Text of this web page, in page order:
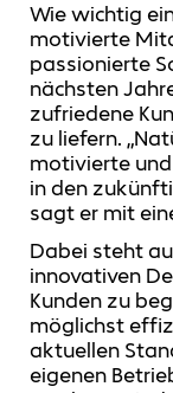
Wie wichtig
motivierte
passionierte
nächsten
zufriedene
zu liefern.
motivierte
in den
sagt er mit
Dabei steht
innovativen
Kunden zu
möglichst
aktuellen
eigenen